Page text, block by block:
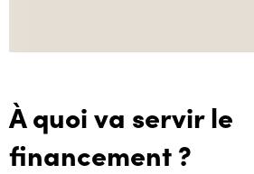
À quoi va servir le
financement ?